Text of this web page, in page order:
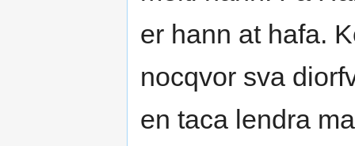
er hann at hafa.
nocqvor sva
en taca lendra